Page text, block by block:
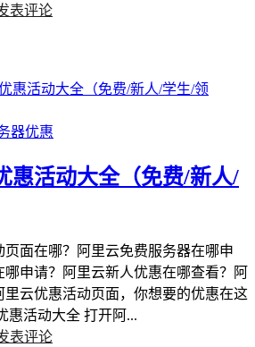
表评论
器优惠
惠活动大全（免费/新人/
页面在哪？阿里云免费服务器在哪申
申请？阿里云新人优惠在哪查看？阿
里云优惠活动页面，你想要的优惠在这
惠活动大全 打开阿...
表评论